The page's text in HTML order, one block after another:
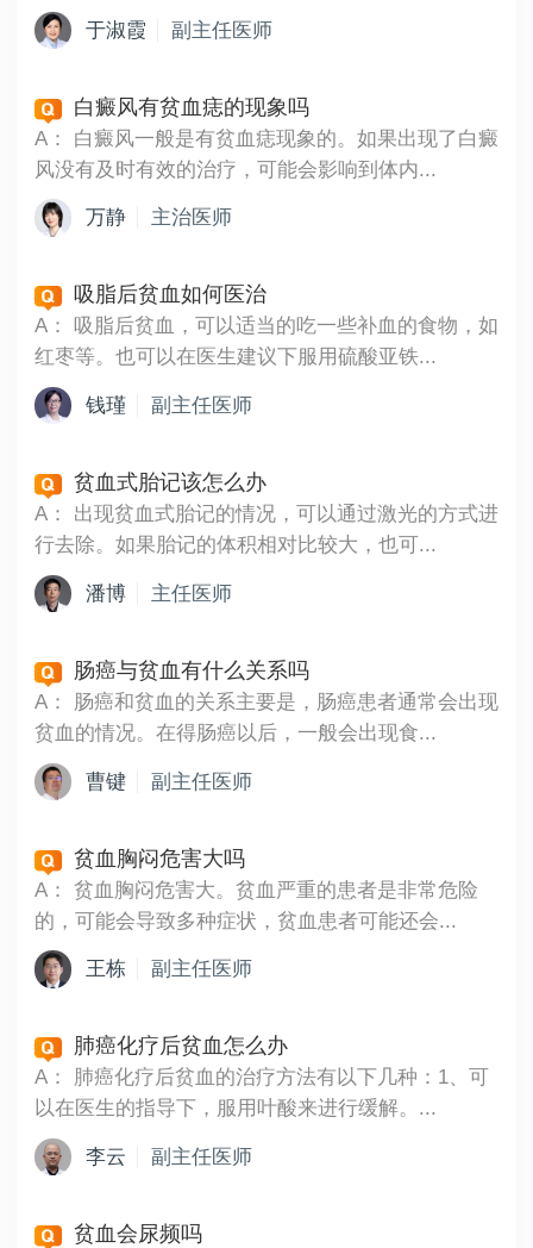
于淑霞 副主任医师
白癜风有贫血痣的现象吗
A：
白癜风一般是有贫血痣现象的。如果出现了白癜
风没有及时有效的治疗，可能会影响到体内...
万静 主治医师
吸脂后贫血如何医治
A：
吸脂后贫血，可以适当的吃一些补血的食物，如
红枣等。也可以在医生建议下服用硫酸亚铁...
钱瑾 副主任医师
贫血式胎记该怎么办
A：
出现贫血式胎记的情况，可以通过激光的方式进
行去除。如果胎记的体积相对比较大，也可...
潘博 主任医师
肠癌与贫血有什么关系吗
A：
肠癌和贫血的关系主要是，肠癌患者通常会出现
贫血的情况。在得肠癌以后，一般会出现食...
曹键 副主任医师
贫血胸闷危害大吗
A：
贫血胸闷危害大。贫血严重的患者是非常危险
的，可能会导致多种症状，贫血患者可能还会...
王栋 副主任医师
肺癌化疗后贫血怎么办
A：
肺癌化疗后贫血的治疗方法有以下几种：1、可
以在医生的指导下，服用叶酸来进行缓解。...
李云 副主任医师
贫血会尿频吗